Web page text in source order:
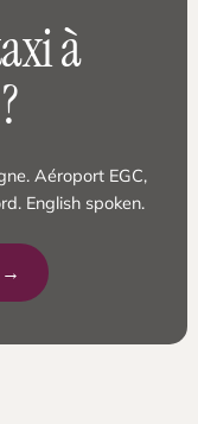
à
Aéroport EGC,
English spoken.
→